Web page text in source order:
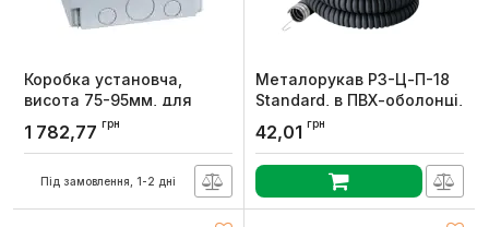
Коробка установча,
висота 75-95мм, для
лючка 199x199мм OL,
Schneider Electric
1 782,77 грн
Під замовлення, 1-2 дні
Металорукав Р3-Ц-П-18
Standard, в ПВХ-оболонці,
Дн18мм, з протяжкою,
колір чорний, БДК
Артикул:6196-2018
42,01 грн